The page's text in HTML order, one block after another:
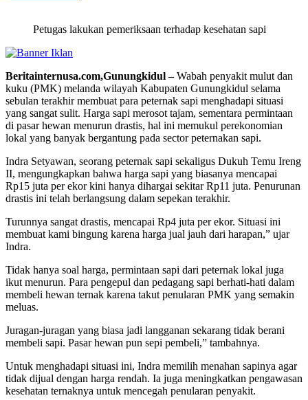
Petugas lakukan pemeriksaan terhadap kesehatan sapi
Beritainternusa.com,Gunungkidul –Wabah penyakit mulut dan
kuku (PMK) melanda wilayah Kabupaten Gunungkidul selama
sebulan terakhir membuat para peternak sapi menghadapi situasi
yang sangat sulit. Harga sapi merosot tajam, sementara permintaan
di pasar hewan menurun drastis, hal ini memukul perekonomian
lokal yang banyak bergantung pada sector peternakan sapi.
Indra Setyawan, seorang peternak sapi sekaligus Dukuh Temu Ireng
II, mengungkapkan bahwa harga sapi yang biasanya mencapai
Rp15 juta per ekor kini hanya dihargai sekitar Rp11 juta. Penurunan
drastis ini telah berlangsung dalam sepekan terakhir.
Turunnya sangat drastis, mencapai Rp4 juta per ekor. Situasi ini
membuat kami bingung karena harga jual jauh dari harapan,” ujar
Indra.
Tidak hanya soal harga, permintaan sapi dari peternak lokal juga
ikut menurun. Para pengepul dan pedagang sapi berhati-hati dalam
membeli hewan ternak karena takut penularan PMK yang semakin
meluas.
Juragan-juragan yang biasa jadi langganan sekarang tidak berani
membeli sapi. Pasar hewan pun sepi pembeli,” tambahnya.
Untuk menghadapi situasi ini, Indra memilih menahan sapinya agar
tidak dijual dengan harga rendah. Ia juga meningkatkan pengawasan
kesehatan ternaknya untuk mencegah penularan penyakit.